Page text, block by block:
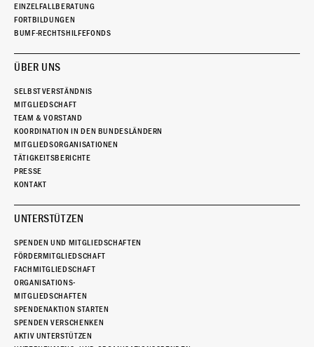
EINZELFALLBERATUNG
FORTBILDUNGEN
BUMF-RECHTSHILFEFONDS
ÜBER UNS
SELBSTVERSTÄNDNIS
MITGLIEDSCHAFT
TEAM & VORSTAND
KOORDINATION IN DEN BUNDESLÄNDERN
MITGLIEDSORGANISATIONEN
TÄTIGKEITSBERICHTE
PRESSE
KONTAKT
UNTERSTÜTZEN
SPENDEN UND MITGLIEDSCHAFTEN
FÖRDERMITGLIEDSCHAFT
FACHMITGLIEDSCHAFT
ORGANISATIONS-
MITGLIEDSCHAFTEN
SPENDENAKTION STARTEN
SPENDEN VERSCHENKEN
AKTIV UNTERSTÜTZEN